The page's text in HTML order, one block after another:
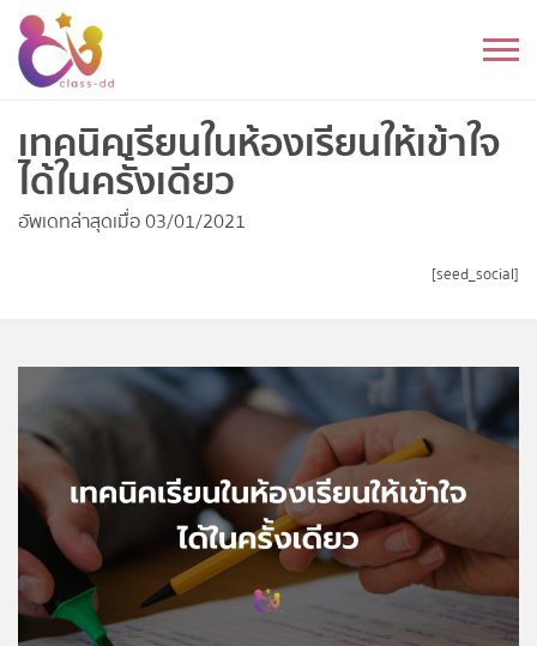
Skip
content
อนุบาล
ประถม
ดนตรี
อื่นๆ
โปรไฟล์
เทคนิคเรียนในห้องเรียนให้เข้าใจ
ได้ในครั้งเดียว
อัพเดทล่าสุดเมื่อ 03/01/2021
[seed_social]